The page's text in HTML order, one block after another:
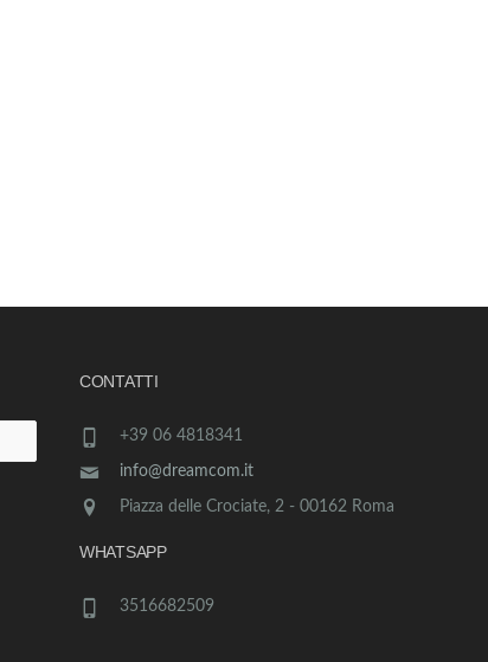
CONTATTI
+39 06 4818341
info@dreamcom.it
Piazza delle Crociate, 2 - 00162 Roma
WHATSAPP
3516682509